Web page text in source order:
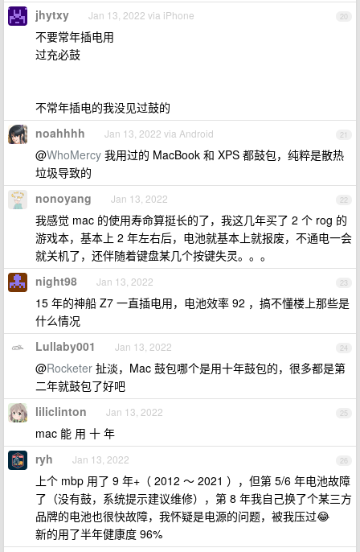
20
jhytxy Jan 13, 2022 via iPhone
不要常年插电用
过充必鼓
不常年插电的我没见过鼓的
21
noahhhh Jan 13, 2022 via Android
@WhoMercy 我用过的 MacBook 和 XPS 都鼓包，纯粹是散热
垃圾导致的
22
nonoyang Jan 13, 2022
我感觉 mac 的使用寿命算挺长的了，我这几年买了 2 个 rog 的
游戏本，基本上 2 年左右后，电池就基本上就报废，不通电一会
就关机了，还伴随着键盘某几个按键失灵。。。
23
night98 Jan 13, 2022
15 年的神船 Z7 一直插电用，电池效率 92 ，搞不懂楼上那些是
什么情况
24
Lullaby001 Jan 13, 2022
@Rocketer 扯淡，Mac 鼓包哪个是用十年鼓包的，很多都是第
二年就鼓包了好吧
25
liliclinton Jan 13, 2022
mac 能 用 十 年
26
ryh Jan 13, 2022
上个 mbp 用了 9 年+（ 2012 ～ 2021 ），但第 5/6 年电池故障
了（没有鼓，系统提示建议维修），第 8 年我自己换了个某三方
品牌的电池也很快故障，我怀疑是电源的问题，被我压过😂
新的用了半年健康度 96%